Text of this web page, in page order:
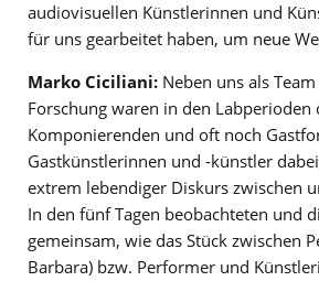
audiovisuellen Künstlerinnen und
für uns gearbeitet haben, um neue
Marko Ciciliani: Neben uns als
Forschung waren in den Labperioden
Komponierenden und oft noch
Gastkünstlerinnen und -künstler
extrem lebendiger Diskurs zwischen
In den fünf Tagen beobachteten und
gemeinsam, wie das Stück zwischen
Barbara) bzw. Performer und